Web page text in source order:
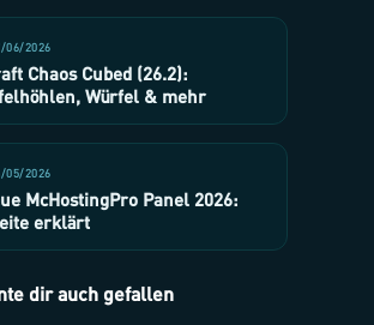
06/2026
Chaos Cubed (26.2):
Würfel & mehr
05/2026
McHostingPro Panel 2026:
erklärt
dir auch gefallen